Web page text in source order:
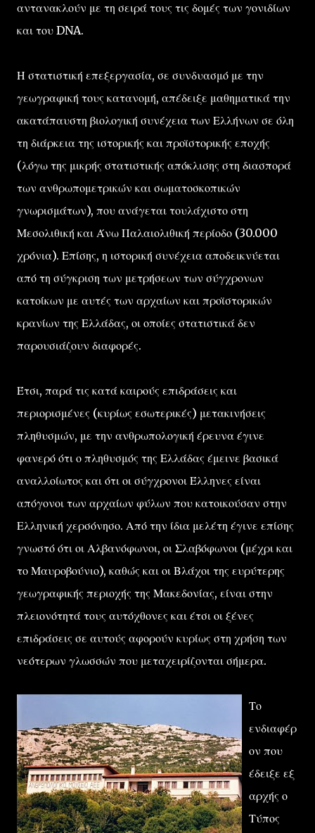
αντανακλούν με τη σειρά τους τις δομές των γονιδίων
και του DNA.
Η στατιστική επεξεργασία, σε συνδυασμό με την
γεωγραφική τους κατανομή, απέδειξε μαθηματικά την
ακατάπαυστη βιολογική συνέχεια των Ελλήνων σε όλη
τη διάρκεια της ιστορικής και προϊστορικής εποχής
(λόγω της μικρής στατιστικής απόκλισης στη διασπορά
των ανθρωπομετρικών και σωματοσκοπικών
γνωρισμάτων), που ανάγεται τουλάχιστο στη
Μεσολιθική και Άνω Παλαιολιθική περίοδο (30.000
χρόνια). Επίσης, η ιστορική συνέχεια αποδεικνύεται
από τη σύγκριση των μετρήσεων των σύγχρονων
κατοίκων με αυτές των αρχαίων και προϊστορικών
κρανίων της Ελλάδας, οι οποίες στατιστικά δεν
παρουσιάζουν διαφορές.
Έτσι, παρά τις κατά καιρούς επιδράσεις και
περιορισμένες (κυρίως εσωτερικές) μετακινήσεις
πληθυσμών, με την ανθρωπολογική έρευνα έγινε
φανερό ότι ο πληθυσμός της Ελλάδας έμεινε βασικά
αναλλοίωτος και ότι οι σύγχρονοι Έλληνες είναι
απόγονοι των αρχαίων φύλων που κατοικούσαν στην
Ελληνική χερσόνησο. Από την ίδια μελέτη έγινε επίσης
γνωστό ότι οι Αλβανόφωνοι, οι Σλαβόφωνοι (μέχρι και
το Μαυροβούνιο), καθώς και οι Βλάχοι της ευρύτερης
γεωγραφικής περιοχής της Μακεδονίας, είναι στην
πλειονότητά τους αυτόχθονες και έτσι οι ξένες
επιδράσεις σε αυτούς αφορούν κυρίως στη χρήση των
νεότερων γλωσσών που μεταχειρίζονται σήμερα.
Το
ενδιαφέρ
ον που
έδειξε εξ
αρχής ο
Τύπος